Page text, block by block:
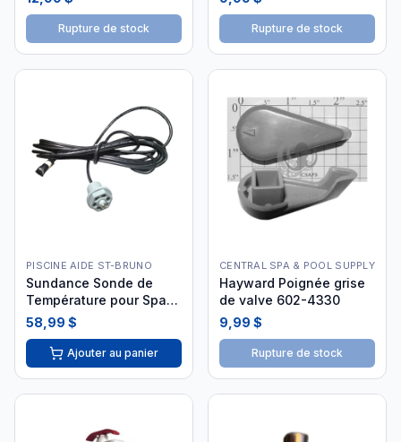
Rupture de stock Rupture de stock
PISCINE AIDE ST-BRUNO
Sundance Sonde de
Température pour Spa
6600-166 Exsense
58,99 $
Ajouter au panier
CENTRAL SPA & POOL SUPPLY
Hayward Poignée grise
de valve 602-4330
9,99 $
Rupture de stock